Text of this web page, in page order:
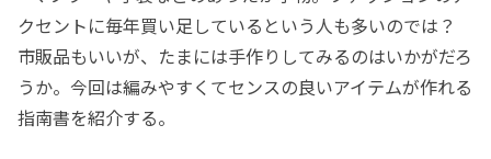
クセントに毎年買い足しているという人も多いのでは？
市販品もいいが、たまには手作りしてみるのはいかがだろ
うか。今回は編みやすくてセンスの良いアイテムが作れる
指南書を紹介する。